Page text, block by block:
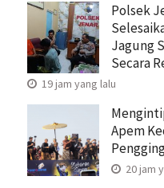
Polsek
Jagung
Secara
19 jam yang lalu
Apem
20 jam